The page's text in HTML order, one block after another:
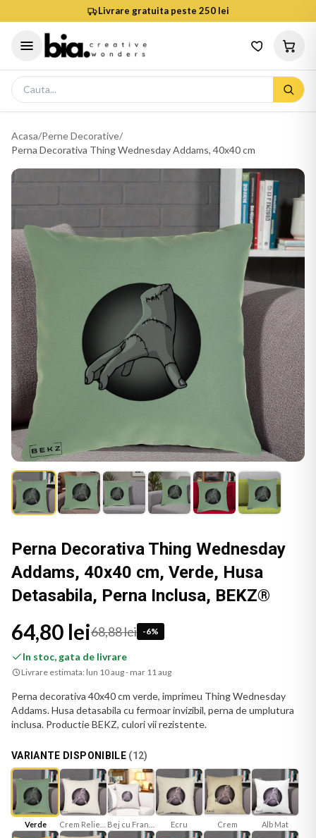
Livrare gratuita peste 250 lei
Acasa/Perne Decorative/
Perna Decorativa Thing Wednesday Addams, 40x40 cm
Perna Decorativa Thing Wednesday
Addams, 40x40 cm, Verde, Husa
Detasabila, Perna Inclusa, BEKZ®
64,80 lei68,88 lei -6%
In stoc, gata de livrare
Livrare estimata: lun 10 aug - mar 11 aug
Perna decorativa 40x40 cm verde, imprimeu Thing Wednesday
Addams. Husa detasabila cu fermoar invizibil, perna de umplutura
inclusa. Productie BEKZ, culori vii rezistente.
VARIANTE DISPONIBILE (12)
Verde Ecru Crem Alb Mat